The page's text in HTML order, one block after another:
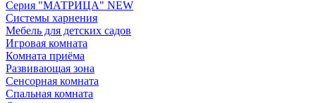
Серия "МАТРИЦА" NEW
Системы харнения
Мебель для детских садов
Игровая комната
Комната приёма
Развивающая зона
Сенсорная комната
Спальная комната